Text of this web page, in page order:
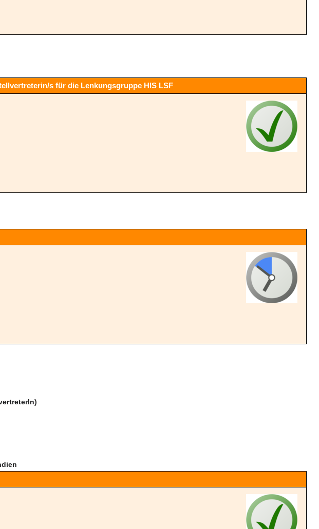
s für die Lenkungsgruppe HIS LSF